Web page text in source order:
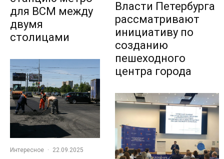
для ВСМ между
двумя
столицами
Интересное · 22.09.2025
Власти Петербурга
рассматривают
инициативу по
созданию
пешеходного
центра города